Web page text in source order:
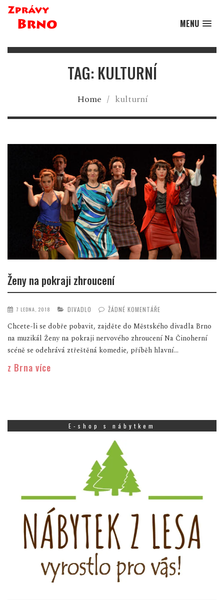
MENU
TAG: KULTURNÍ
Home / kulturní
Ženy na pokraji zhroucení
7 LEDNA, 2018 DIVADLO ŽÁDNÉ KOMENTÁŘE
Chcete-li se dobře pobavit, zajděte do Městského divadla Brno
na muzikál Ženy na pokraji nervového zhroucení Na Činoherní
scéně se odehrává ztřeštěná komedie, příběh hlavní...
z Brna více
E-shop s nábytkem